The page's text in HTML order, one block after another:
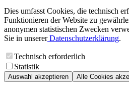
Dies umfasst Cookies, die technisch
Funktionieren der Website zu
anonymen statistischen Zwecken
Sie in unsererDatenschutzerklärung.
Technisch erforderlich
Statistik
Auswahl akzeptieren Alle Cookies